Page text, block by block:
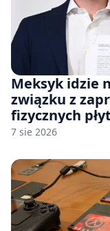
Meksyk idzie
związku z
fizycznych
7 sie 2026